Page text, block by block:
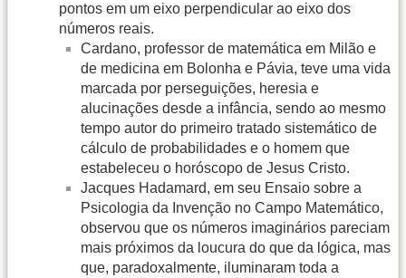
pontos em um eixo perpendicular ao eixo dos
números reais.
Cardano, professor de matemática em Milão e
de medicina em Bolonha e Pávia, teve uma vida
marcada por perseguições, heresia e
alucinações desde a infância, sendo ao mesmo
tempo autor do primeiro tratado sistemático de
cálculo de probabilidades e o homem que
estabeleceu o horóscopo de Jesus Cristo.
Jacques Hadamard, em seu Ensaio sobre a
Psicologia da Invenção no Campo Matemático,
observou que os números imaginários pareciam
mais próximos da loucura do que da lógica, mas
que, paradoxalmente, iluminaram toda a